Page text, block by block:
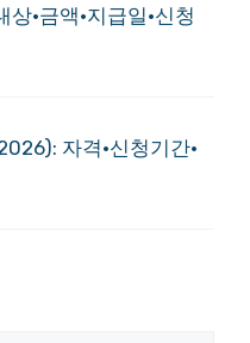
·금액·지급일·신청
자격·신청기간·